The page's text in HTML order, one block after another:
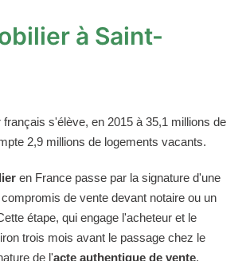
à Saint-
s'élève, en 2015 à 35,1 millions de
2,9 millions de logements vacants.
en France passe par la signature d'une
de vente devant notaire ou un
étape, qui engage l'acheteur et le
trois mois avant le passage chez le
de l'acte authentique de vente.